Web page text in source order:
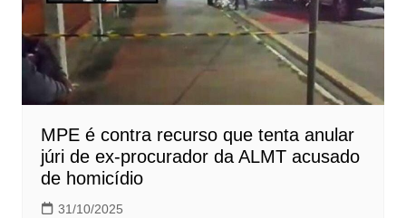
MPE é contra recurso que tenta anular
júri de ex-procurador da ALMT acusado
de homicídio
31/10/2025